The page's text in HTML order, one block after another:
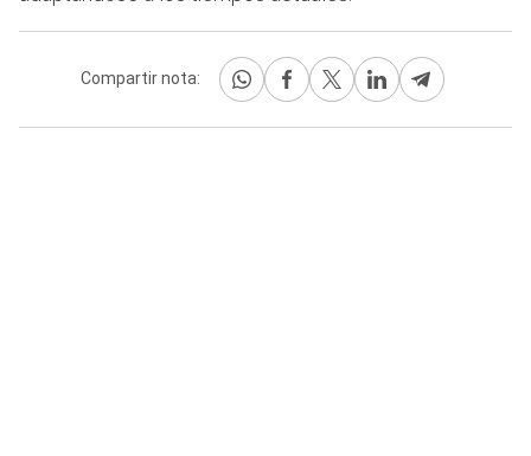
Compartir nota: